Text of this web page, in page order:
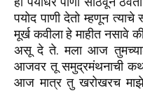
पयोद पाणी देतो म्हणून
मूर्ख कवीला हे माहीत नसावे
असू दे ते. मला आज
आजवर तू समुद्रमंथनाची
आज मात्र तु खरोखरच